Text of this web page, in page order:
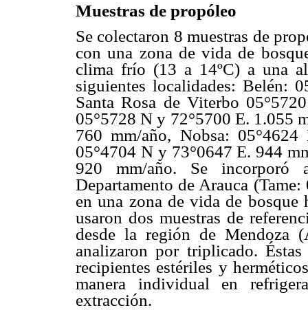
Muestras de propóleo
Se colectaron 8 muestras de
con una zona de vida de
clima frío (13 a 14ºC) a una
siguientes localidades: Belén:
Santa Rosa de Viterbo
05°5728 N y 72°5700 E. 1.055
760 mm/año, Nobsa:
05°4704 N y 73°0647 E. 944
920 mm/año. Se incorporó
Departamento de Arauca (Tame:
en una zona de vida de bosque
usaron dos muestras de
desde la región de Mendoza
analizaron por triplicado.
recipientes estériles y
manera individual en
extracción.